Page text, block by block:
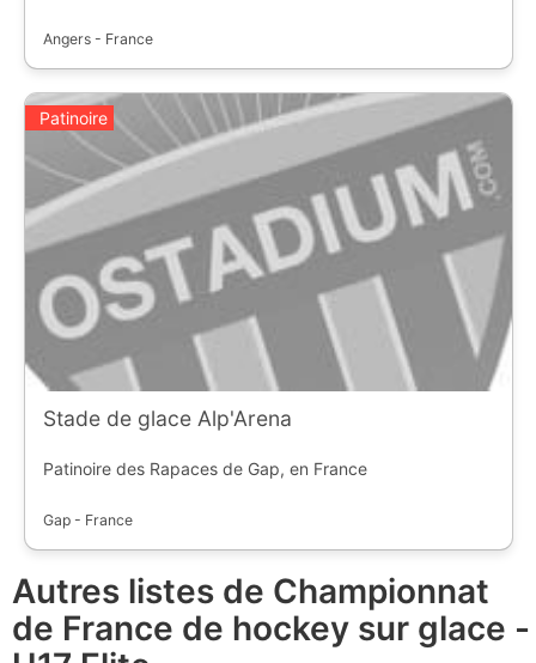
Angers - France
Patinoire
Stade de glace Alp'Arena
Patinoire des Rapaces de Gap, en France
Gap - France
Autres listes de Championnat
de France de hockey sur glace -